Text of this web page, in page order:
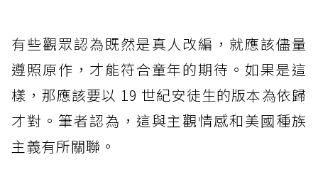
有些觀眾認為既然是真人改編，就應該儘量
遵照原作，才能符合童年的期待。如果是這
樣，那應該要以 19 世紀安徒生的版本為依歸
才對。筆者認為，這與主觀情感和美國種族
主義有所關聯。